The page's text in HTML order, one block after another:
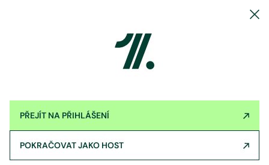
PŘEJÍT NA PŘIHLÁŠENÍ
POKRAČOVAT JAKO HOST